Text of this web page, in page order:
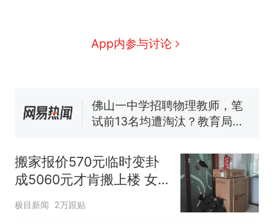
App内参与讨论
眼了……
空调24小时开着反而更省电？
已叫停招聘，成立调查组全面
核查
十多万人报名的考试，成绩全
部作废，公平么？
搜，网友：天塌了！
热 那个在床头放菜刀的女孩，
因老师一句“跟我回家”改写了
搬家报价570元临时变卦
成5060元才肯搬上楼 女
子傻眼
极目新闻 2万跟贴